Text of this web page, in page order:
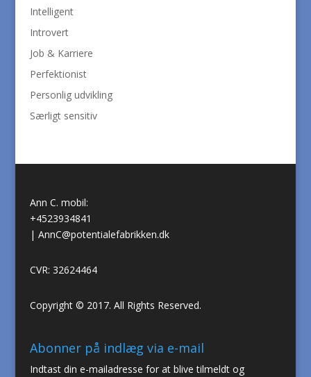
Intelligent
Introvert
Job & Karriere
Perfektionist
Personlig udvikling
Særligt sensitiv
Ann C. mobil:
+4523934841
| AnnC@potentialefabrikken.dk
CVR: 32624464
Copyright © 2017. All Rights Reserved.
Abonner på indlæg via e-mail
Indtast din e-mailadresse for at blive tilmeldt og